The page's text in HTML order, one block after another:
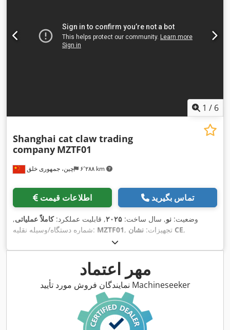
1 / 6
چین، جمهوری خلق ۶٬۲۸۸ km
Shanghai cat claw trading
company MZTF01
اطلاعات قیمت تماس بگیرید
وضعیت: نو, سال ساخت: ۲۰۲۵, قابلیت عملکرد:کاملاً عملیاتی,
شماره دستگاه/وسیله نقلیه: MZTF01 , تجهیزات: نشان CE,
مهر اعتماد
نمایندگان فروش مورد تأیید Machineseeker